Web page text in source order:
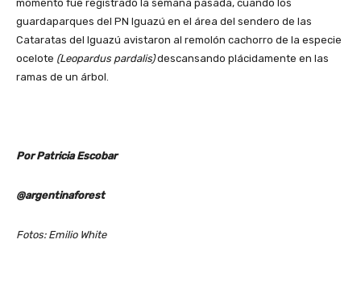
momento fue registrado la semana pasada, cuando los
guardaparques del PN Iguazú en el área del sendero de las
Cataratas del Iguazú avistaron al remolón cachorro de la especie
ocelote (Leopardus pardalis)descansando plácidamente en las
ramas de un árbol.
Por Patricia Escobar
@argentinaforest
Fotos: Emilio White